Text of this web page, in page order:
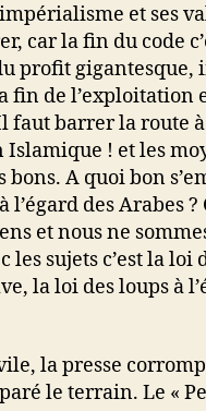
et ses
car la fin du code
profit gigantesque,
fin de l’exploitation
faut barrer la route à
Islamique ! et les
bons. A quoi bon
l’égard des Arabes ?
et nous ne
les sujets c’est la loi
la loi des loups à
la presse
le terrain. Le «